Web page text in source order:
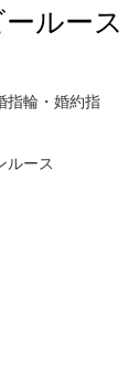
指輪・婚約指
ルース
ルース